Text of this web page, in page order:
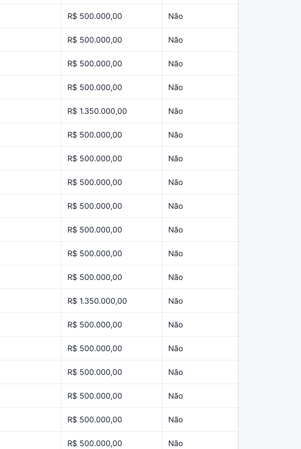
R$ 500.000,00 Não
R$ 500.000,00 Não
R$ 500.000,00 Não
R$ 500.000,00 Não
R$ 1.350.000,00 Não
R$ 500.000,00 Não
R$ 500.000,00 Não
R$ 500.000,00 Não
R$ 500.000,00 Não
R$ 500.000,00 Não
R$ 500.000,00 Não
R$ 500.000,00 Não
R$ 1.350.000,00 Não
R$ 500.000,00 Não
R$ 500.000,00 Não
R$ 500.000,00 Não
R$ 500.000,00 Não
R$ 500.000,00 Não
R$ 500.000,00 Não